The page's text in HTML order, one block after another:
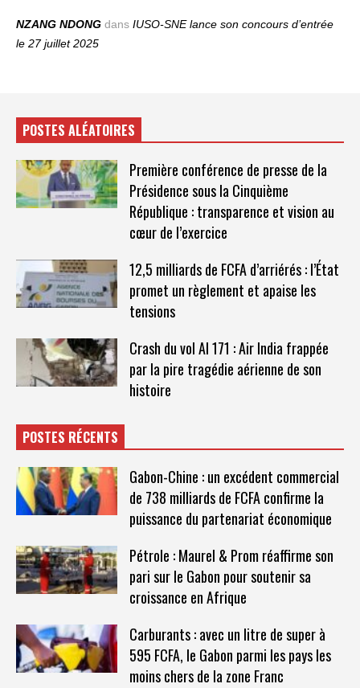
NZANG NDONG dans IUSO‑SNE lance son concours d’entrée
le 27 juillet 2025
POSTES ALÉATOIRES
Première conférence de presse de la
Présidence sous la Cinquième
République : transparence et vision au
cœur de l’exercice
12,5 milliards de FCFA d’arriérés : l’État
promet un règlement et apaise les
tensions
Crash du vol AI 171 : Air India frappée
par la pire tragédie aérienne de son
histoire
POSTES RÉCENTS
Gabon-Chine : un excédent commercial
de 738 milliards de FCFA confirme la
puissance du partenariat économique
Pétrole : Maurel & Prom réaffirme son
pari sur le Gabon pour soutenir sa
croissance en Afrique
Carburants : avec un litre de super à
595 FCFA, le Gabon parmi les pays les
moins chers de la zone Franc